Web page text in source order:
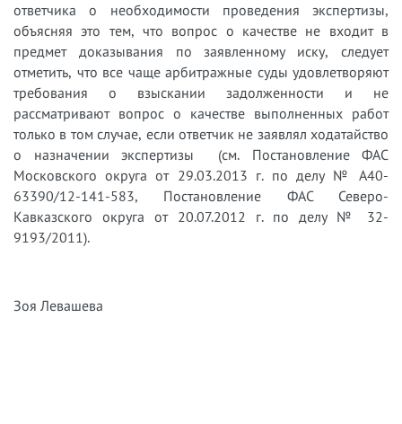
ответчика о необходимости проведения экспертизы,
объясняя это тем, что вопрос о качестве не входит в
предмет доказывания по заявленному иску, следует
отметить, что все чаще арбитражные суды удовлетворяют
требования о взыскании задолженности и не
рассматривают вопрос о качестве выполненных работ
только в том случае, если ответчик не заявлял ходатайство
о назначении экспертизы (см. Постановление ФАС
Московского округа от 29.03.2013 г. по делу № А40-
63390/12-141-583, Постановление ФАС Северо-
Кавказского округа от 20.07.2012 г. по делу № 32-
9193/2011).
Зоя Левашева